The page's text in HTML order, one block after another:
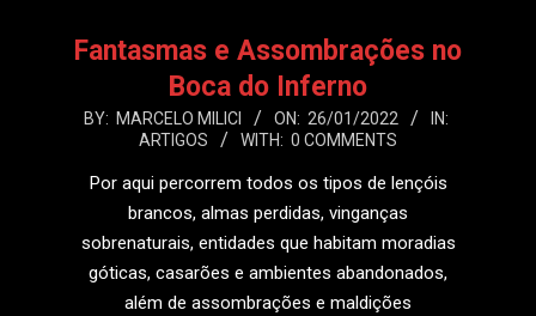
Fantasmas e Assombrações no
Boca do Inferno
2022-
BY: MARCELO MILICI ON: 26/01/2022
IN:
ARTIGOS
WITH: 0 COMMENTS
Por aqui percorrem todos os tipos de lençóis
brancos, almas perdidas, vinganças
sobrenaturais, entidades que habitam moradias
góticas, casarões e ambientes abandonados,
além de assombrações e maldições